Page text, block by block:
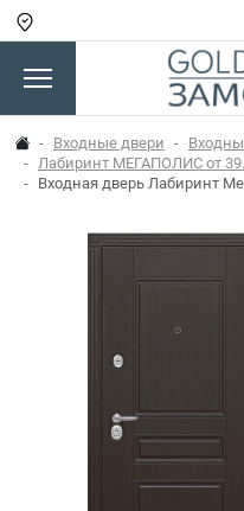
Входные двери
Лабиринт МЕГАПОЛИС от
Входная дверь Лабиринт